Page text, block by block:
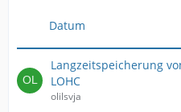
Datum
Langzeitspeicherung
LOHC
olilsvja